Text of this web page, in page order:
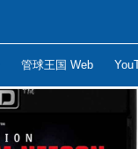
管球王国 Web